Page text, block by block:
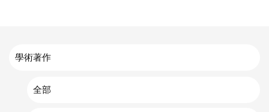
學術著作
全部